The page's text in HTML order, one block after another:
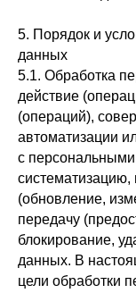
5. Порядок и
данных
5.1. Обработка
действие
(операций),
автоматизации
с
систематизацию,
(обновление,
передачу
блокирование,
данных. В
цели обработки